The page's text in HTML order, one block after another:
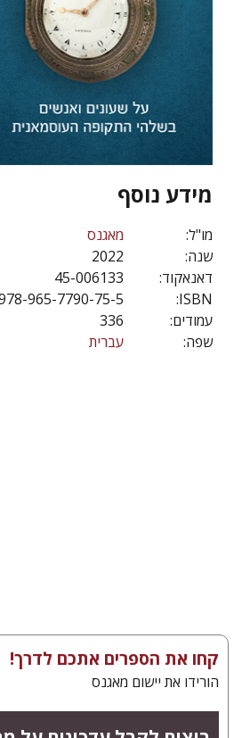
מידע נוסף
מו"ל:
מאגנס
שנה:
2022
דאנאקוד:
45-006133
ISBN:
965-7790-75-5
עמודים:
336
שפה:
עברית
קחו את הספרים אתכם לדרך!
הורידו את יישום מאגנס